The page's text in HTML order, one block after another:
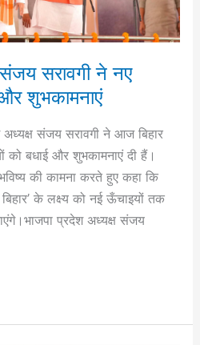
संजय सरावगी ने नए
और शुभकामनाएं
अध्यक्ष संजय सरावगी ने आज बिहार
को बधाई और शुभकामनाएं दी हैं।
की कामना करते हुए कहा कि
के लक्ष्य को नई ऊँचाइयों तक
प्रदेश अध्यक्ष संजय